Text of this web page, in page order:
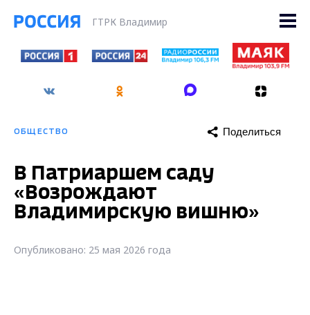
ГТРК Владимир
ОБЩЕСТВО Поделиться
В Патриаршем саду
«Возрождают
Владимирскую вишню»
Опубликовано: 25 мая 2026 года